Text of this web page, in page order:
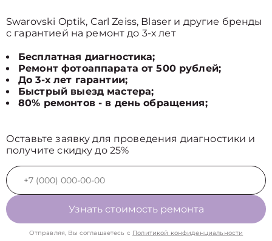
Swarovski Optik, Carl Zeiss, Blaser и другие бренды
с гарантией на ремонт до 3-х лет
Бесплатная диагностика;
Ремонт фотоаппарата от 500 рублей;
До 3-х лет гарантии;
Быстрый выезд мастера;
80% ремонтов - в день обращения;
Оставьте заявку для проведения диагностики и
получите скидку до 25%
Узнать стоимость ремонта
Отправляя, Вы соглашаетесь с Политикой конфиденциальности